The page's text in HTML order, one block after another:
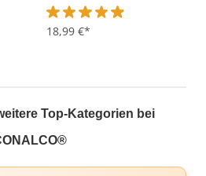
von 4.7 von 5 Sternen
Durchschnittliche
18,99 €*
Top-Kategorien bei